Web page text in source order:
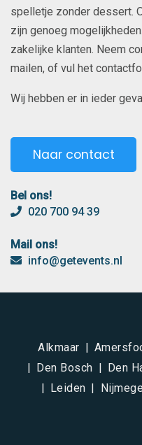
spelletje zonder dessert.
zijn genoeg
zakelijke klanten. Neem
mailen, of vul het
Wij hebben er in ieder
Naar contact
Bel ons!
020 700 94 39
Mail ons!
info@getevents.nl
Alkmaar
Den Bosch
Den
Leiden